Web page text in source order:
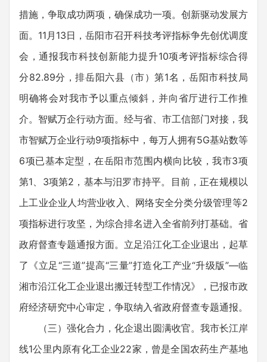
措施，争取成功两项，确保成功一项。创新驱动发展方
面。11月13日，岳阳市召开科技考评指标争先创优调度
会，通报我市科技创新能力提升10项考评指标综合得
分82.89分，排岳阳六县（市）第1名，岳阳市科技局
明确将会对我市予以重点倾斜，并向省厅进行工作推
介。智赋万企行动方面。经与省、市工信部门对接，我
市智赋万企业行动9项指标中，每万人拥有5G基站数等
6项已基本定型，在岳阳市范围内横向比较，我市3项
第1、3项第2，基本与汨罗市持平。目前，正在规模以
上工业企业人均营业收入、网络安全分类分级管理等2
项指标进行攻坚，为综合排名进入全省前列打基础。省
政府督查专题通报方面。立足沿江化工企业退出，起草
了《立足“三道”提高“三量”打造化工产业“升级版”—临
湘市沿江化工企业退出搬迁转型工作情况》，已报市政
府经济研究中心审定，争取纳入省政府督查专题通报。
（三）强化合力，化企退出圆满收官。我市长江岸
线1公里内原有化工企业22家，曾是全国农药生产基地